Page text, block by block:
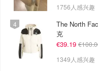
1756人感兴趣
The North
克
€39.19
1349人感兴趣